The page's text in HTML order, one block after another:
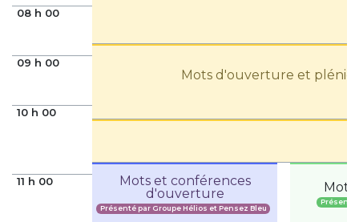
08 h 00
Mots d'ouverture et
09 h 00
10 h 00
Mots et conférences
d'ouverture
Présenté par Groupe Hélios et Pensez Bleu
Présenté
11 h 00